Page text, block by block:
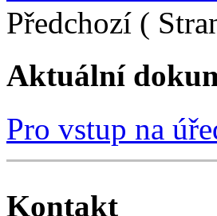
Předchozí (
Aktuální
Pro vstup na
Kontakt